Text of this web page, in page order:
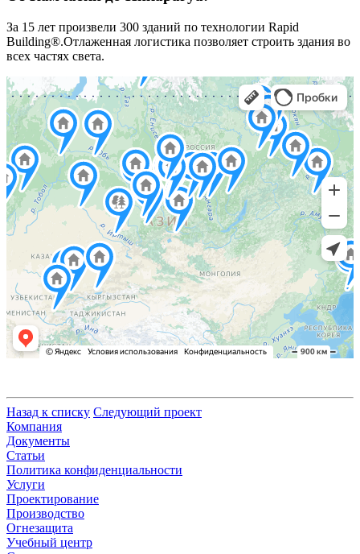
За 15 лет произвели 300 зданий по технологии Rapid
Building®.Отлаженная логистика позволяет строить здания во
всех частях света.
Назад к списку Следующий проект
Компания
Документы
Статьи
Политика конфиденциальности
Услуги
Проектирование
Производство
Огнезащита
Учебный центр